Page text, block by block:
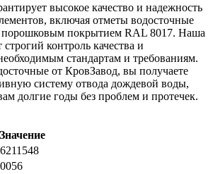
высокое качество и надежность
включая отметы водосточные
порошковым покрытием RAL 8017. Наша
контроль качества и
стандартам и требованиям.
от КровЗавод, вы получаете
систему отвода дождевой воды,
долгие годы без проблем и протечек.
Значение